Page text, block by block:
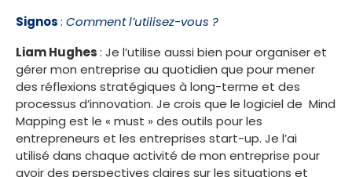
Signos: Comment l’utilisez-vous ?
Liam Hughes: Je l’utilise aussi bien pour organiser et
gérer mon entreprise au quotidien que pour mener
des réflexions stratégiques à long-terme et des
processus d’innovation. Je crois que le logiciel de Mind
Mapping est le « must » des outils pour les
entrepreneurs et les entreprises start-up. Je l’ai
utilisé dans chaque activité de mon entreprise pour
avoir des perspectives claires sur les situations et